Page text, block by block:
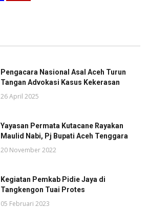
Pengacara Nasional Asal Aceh Turun
Tangan Advokasi Kasus Kekerasan
26 April 2025
Yayasan Permata Kutacane Rayakan
Maulid Nabi, Pj Bupati Aceh Tenggara
20 November 2022
Kegiatan Pemkab Pidie Jaya di
Tangkengon Tuai Protes
05 Februari 2023